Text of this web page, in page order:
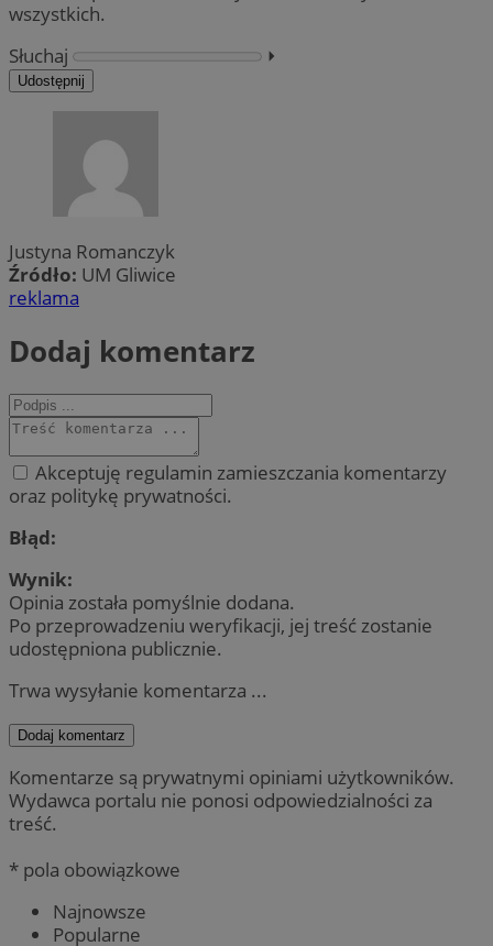
wszystkich.
Słuchaj
⏵︎
Udostępnij
Justyna Romanczyk
Źródło: UM Gliwice
reklama
Dodaj komentarz
Akceptuję regulamin zamieszczania komentarzy
oraz politykę prywatności.
Błąd:
Wynik:
Opinia została pomyślnie dodana.
Po przeprowadzeniu weryfikacji, jej treść zostanie
udostępniona publicznie.
Trwa wysyłanie komentarza ...
Dodaj komentarz
Komentarze są prywatnymi opiniami użytkowników.
Wydawca portalu nie ponosi odpowiedzialności za
treść.
* pola obowiązkowe
Najnowsze
Popularne